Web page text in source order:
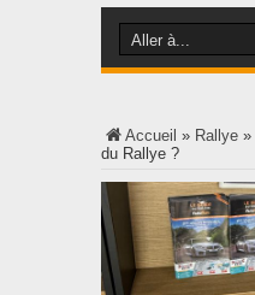
Accueil » Rallye »
du Rallye ?